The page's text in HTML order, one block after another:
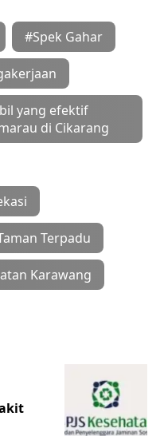
#Spek Gahar
yang efektif
di Cikarang
Terpadu
Karawang